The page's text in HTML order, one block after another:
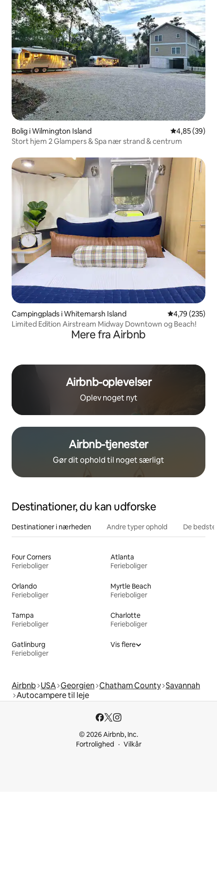
Bolig i Wilmington Island 4,85 ud af 5 i
4,85 (39)
Stort hjem 2 Glampers & Spa nær strand & centrum
Campingplads i Whitemarsh Island 4,79 ud af 5 i
4,79 (235)
Limited Edition Airstream Midway Downtown og Beach!
Mere fra Airbnb
Airbnb-oplevelser
Oplev noget nyt
Airbnb-tjenester
Gør dit ophold til noget særligt
Destinationer, du kan udforske
Destinationer i nærheden Andre typer ophold De
Four Corners
Ferieboliger
Atlanta
Ferieboliger
Orlando
Ferieboliger
Myrtle Beach
Ferieboliger
Tampa
Ferieboliger
Charlotte
Ferieboliger
Gatlinburg
Ferieboliger
Vis flere
Airbnb USA Georgien Chatham County Savannah
Autocampere til leje
© 2026 Airbnb, Inc.
Fortrolighed
Vilkår